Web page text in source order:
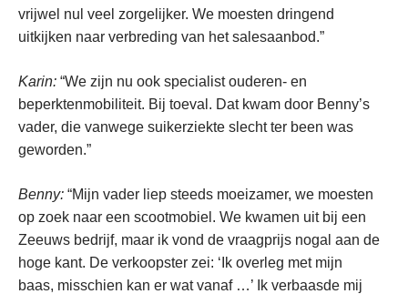
vrijwel nul veel zorgelijker. We moesten dringend
uitkijken naar verbreding van het salesaanbod.”
Karin: “We zijn nu ook specialist ouderen- en
beperktenmobiliteit. Bij toeval. Dat kwam door Benny’s
vader, die vanwege suikerziekte slecht ter been was
geworden.”
Benny: “Mijn vader liep steeds moeizamer, we moesten
op zoek naar een scootmobiel. We kwamen uit bij een
Zeeuws bedrijf, maar ik vond de vraagprijs nogal aan de
hoge kant. De verkoopster zei: ‘Ik overleg met mijn
baas, misschien kan er wat vanaf …’ Ik verbaasde mij